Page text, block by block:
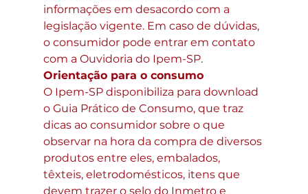
informações em desacordo com a
legislação vigente. Em caso de dúvidas,
o consumidor pode entrar em contato
com a Ouvidoria do Ipem-SP.
Orientação para o consumo
O Ipem-SP disponibiliza para download
o Guia Prático de Consumo, que traz
dicas ao consumidor sobre o que
observar na hora da compra de diversos
produtos entre eles, embalados,
têxteis, eletrodomésticos, itens que
devem trazer o selo do Inmetro e